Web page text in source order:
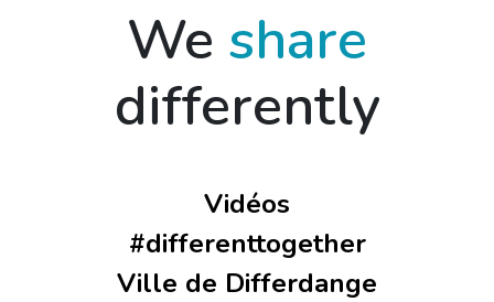
We share
differently
Vidéos
#differenttogether
Ville de Differdange